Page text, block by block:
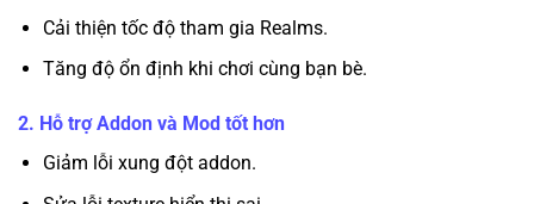
Cải thiện tốc độ tham gia Realms.
Tăng độ ổn định khi chơi cùng bạn bè.
2. Hỗ trợ Addon và Mod tốt hơn
Giảm lỗi xung đột addon.